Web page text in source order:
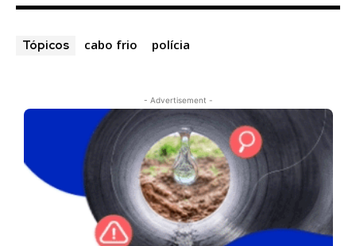
Tópicos cabo frio polícia
- Advertisement -